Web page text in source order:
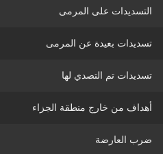
التسديدات على المرمى
تسديدات بعيدة عن المرمى
تسديدات تم التصدي لها
أهداف من خارج منطقة الجزاء
ضرب العارضة